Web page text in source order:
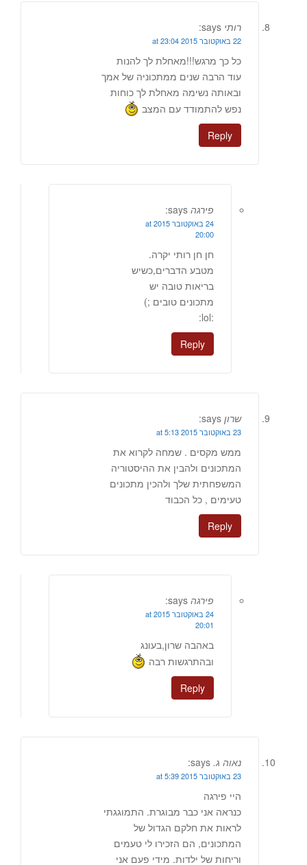
רותי says:
22 באוקטובר 2015 at 23:04
כל כך מרגש!!!מאחלת לך להנות
עוד הרבה שנים ממתכוניה של אמך
ובאותה נשימה מאחלת לך כוחות
נפש להתמודד עם המצב
Reply
פירגה says:
24 באוקטובר 2015 at
20:00
חן חן רותי יקרה.
מטבע הדברים,כשיש
בריאות טובה יש
מתכונים טובים ;)
:lol:
Reply
שרון says:
23 באוקטובר 2015 at 5:13
ממש מקסים . שמחה לקרוא את
המתכונים ולהבין את ההיסטוריה
המשפחתית שלך ולהכין מתכונים
טעימים , כל הכבוד
Reply
פירגה says:
24 באוקטובר 2015 at
20:01
באהבה שרון,בעונג
ובהתרגשות רבה
Reply
נאוה ג. says:
23 באוקטובר 2015 at 5:39
היי פירגה
כנראה אני כבר מבוגרת. התמוגגתי
לראות את חלקם הגדול של
המתכונים, הם הזכירו לי טעמים
וריחות של ילדות. מידי פעם אני